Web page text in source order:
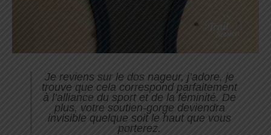
Je reviens sur le dos nageur, j’adore, je
trouve que cela correspond parfaitement
à l’alliance du sport et de la féminité. De
plus, votre soutien-gorge deviendra
invisible quelque soit le haut que vous
porterez.